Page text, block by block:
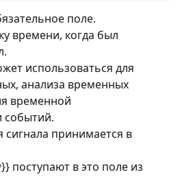
поле.
времени, когда был
использоваться для
анализа временных
временной
событий.
принимается в
}} поступают в это поле из